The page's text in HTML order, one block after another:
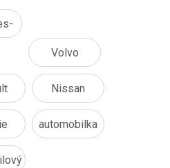
Volvo
Nissan
automobilka